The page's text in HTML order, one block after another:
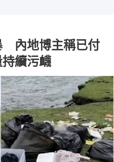
內地博主稱已付
續污衊